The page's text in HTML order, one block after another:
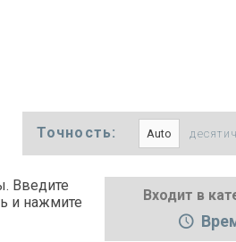
Точность:
Введите
и нажмите
Входит в